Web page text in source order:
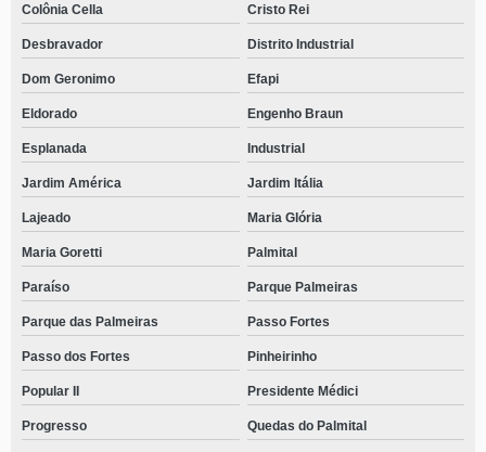
Colônia Cella Cristo Rei
Desbravador Distrito Industrial
Dom Geronimo Efapi
Eldorado Engenho Braun
Esplanada Industrial
Jardim América Jardim Itália
Lajeado Maria Glória
Maria Goretti Palmital
Paraíso Parque Palmeiras
Parque das Palmeiras Passo Fortes
Passo dos Fortes Pinheirinho
Popular II Presidente Médici
Progresso Quedas do Palmital